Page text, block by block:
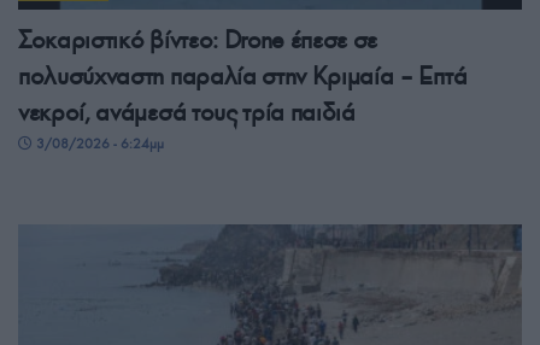
Σοκαριστικό βίντεο: Drone έπεσε σε
πολυσύχναστη παραλία στην Κριμαία – Επτά
νεκροί, ανάμεσά τους τρία παιδιά
3/08/2026 - 6:24μμ